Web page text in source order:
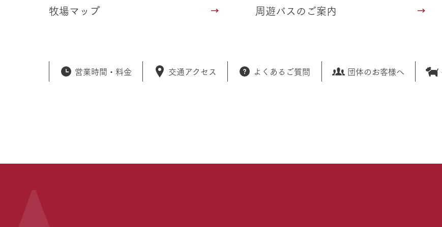
牧場マップ 周遊バスのご案内
営業時間・料金 交通アクセス よくあるご質問 団体のお客様へ